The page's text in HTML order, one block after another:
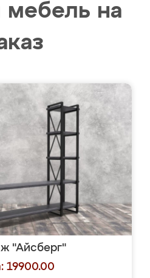
мебель на
"Айсберг"
19900.00